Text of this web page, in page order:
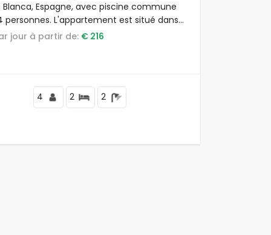
Espagne, avec piscine commune
personnes. L'appartement est situé dans
côtière et résidentielle, à proximité de
jour à partir de: € 216
4 2 2